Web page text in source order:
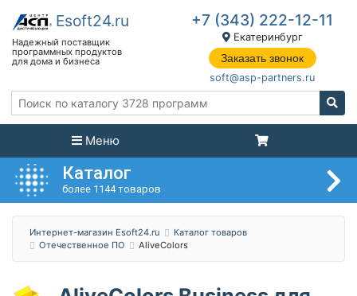
+7 (343) 222-12-11
Екатеринбург
Заказать звонок
soft@asp-partners.ru
Меню
Каталог
более 1144 товаров
Интернет-магазин Esoft24.ru
Каталог товаров
Отечественное ПО
AliveColors